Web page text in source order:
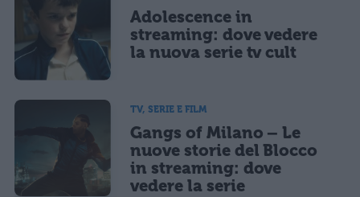
Adolescence in
streaming: dove vedere
la nuova serie tv cult
TV, SERIE E FILM
Gangs of Milano – Le
nuove storie del Blocco
in streaming: dove
vedere la serie